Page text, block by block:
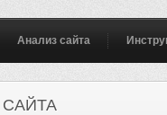
Анализ сайта